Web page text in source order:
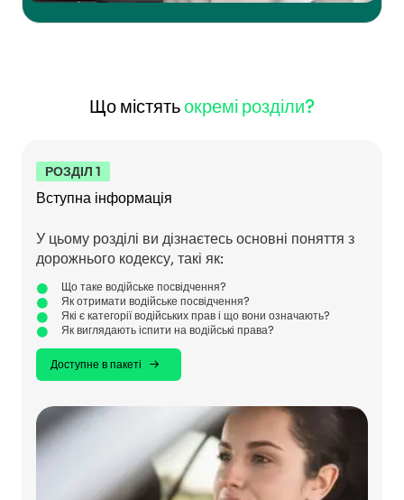
Що містятьокремі розділи?
РОЗДІЛ 1
Вступна інформація
У цьому розділі ви дізнаєтесь основні поняття з
дорожнього кодексу, такі як:
Що таке водійське посвідчення?
Як отримати водійське посвідчення?
Які є категорії водійських прав і що вони означають?
Як виглядають іспити на водійські права?
Доступне в пакеті